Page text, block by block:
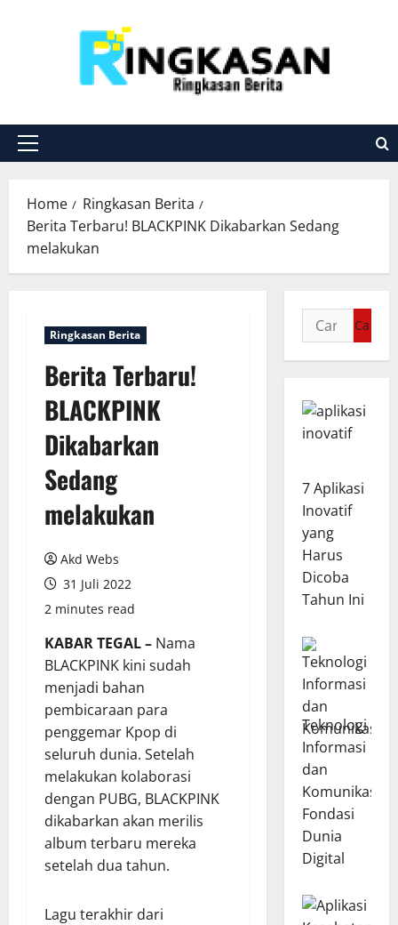
Primary
Home
Ringkasan Berita
Berita Terbaru! BLACKPINK Dikabarkan Sedang
melakukan
Ringkasan Berita
Berita Terbaru!
BLACKPINK
Dikabarkan
Sedang
melakukan
Akd Webs
31 Juli 2022
2 minutes read
KABAR TEGAL – Nama
BLACKPINK kini sudah
menjadi bahan
pembicaraan para
penggemar Kpop di
seluruh dunia. Setelah
melakukan kolaborasi
dengan PUBG, BLACKPINK
dikabarkan akan merilis
album terbaru mereka
setelah dua tahun.
Lagu terakhir dari
Cari
untuk:
7 Aplikasi
Inovatif
yang
Harus
Dicoba
Tahun Ini
Teknologi
Informasi
dan
Komunikasi:
Fondasi
Dunia
Digital